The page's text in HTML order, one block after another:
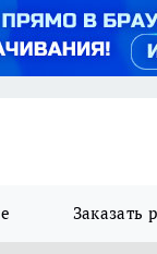
Заказать